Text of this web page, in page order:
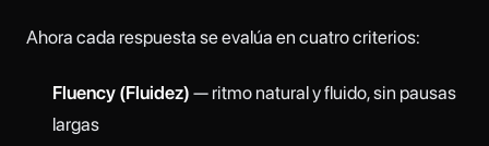
Ahora cada respuesta se evalúa en cuatro criterios:
Fluency (Fluidez) — ritmo natural y fluido, sin pausas
largas